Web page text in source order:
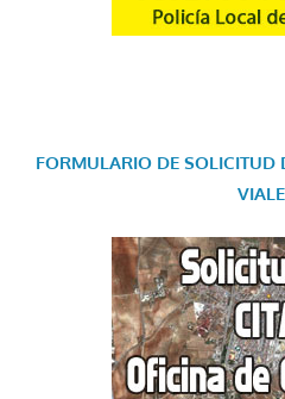
FORMULARIO DE SOLICITUD